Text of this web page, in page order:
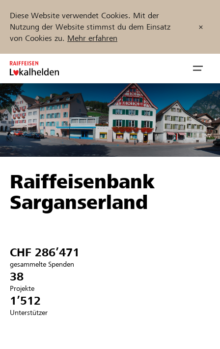
Diese Website verwendet Cookies. Mit der
Nutzung der Website stimmst du dem Einsatz
von Cookies zu. Mehr erfahren
Zum
Inhalt
springen
öffnen
Unterstützen
Hilfe & Support
Anmelden
Projekte und Organisationen finden
Jetzt starten
Raiffeisenbank
Sarganserland
CHF 286’471
gesammelte Spenden
38
Projekte
1’512
Unterstützer